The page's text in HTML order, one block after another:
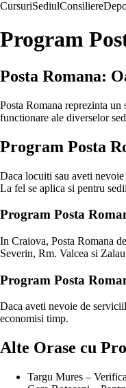
CursuriSediulConsiliere
Program
Posta Romana:
Posta Romana reprezinta
functionare ale diverselor
Program Posta
Daca locuiti sau aveti
La fel se aplica si pentru
Program Posta
In Craiova, Posta Romana
Severin, Rm. Valcea si
Program Posta
Daca aveti nevoie de
economisi timp.
Alte Orase cu
Targu Mures –